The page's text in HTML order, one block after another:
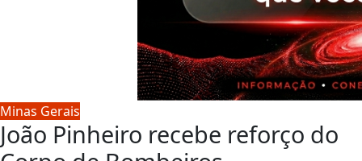
Minas Gerais
João Pinheiro recebe reforço do